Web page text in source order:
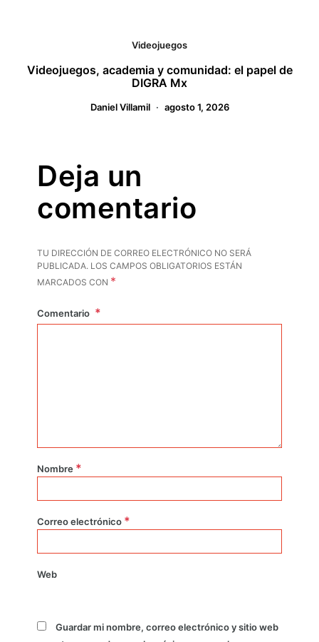
Videojuegos
Videojuegos, academia y comunidad: el papel de
DIGRA Mx
Daniel Villamil agosto 1, 2026
Deja un
comentario
TU DIRECCIÓN DE CORREO ELECTRÓNICO NO SERÁ
PUBLICADA. LOS CAMPOS OBLIGATORIOS ESTÁN
MARCADOS CON *
Comentario
Nombre *
Correo electrónico *
Web
Guardar mi nombre, correo electrónico y sitio web